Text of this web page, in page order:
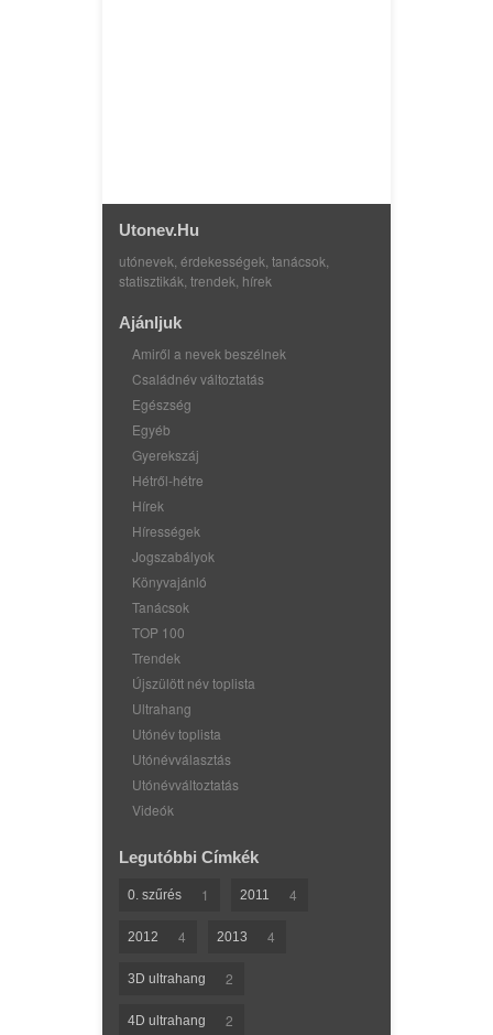
Utonev.hu
utónevek, érdekességek, tanácsok,
statisztikák, trendek, hírek
Ajánljuk
Amiről a nevek beszélnek
Családnév változtatás
Egészség
Egyéb
Gyerekszáj
Hétről-hétre
Hírek
Hírességek
Jogszabályok
Könyvajánló
Tanácsok
TOP 100
Trendek
Újszülött név toplista
Ultrahang
Utónév toplista
Utónévválasztás
Utónévváltoztatás
Videók
Legutóbbi Címkék
0. szűrés 1 2011 4
2012 4 2013 4
3D ultrahang 2
4D ultrahang 2